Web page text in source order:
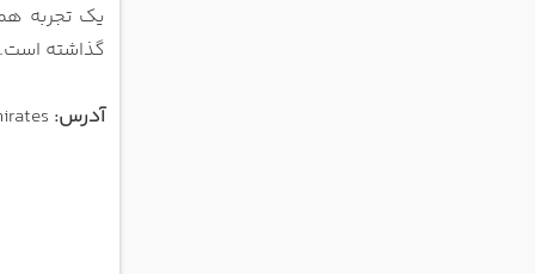
یک تجربه
گذاشته است.
آدرس: